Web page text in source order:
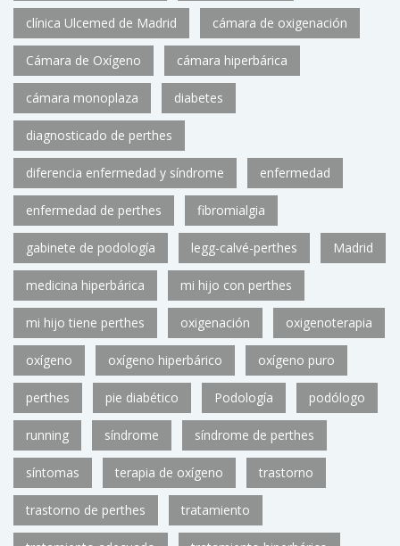
clínica Ulcemed de Madrid cámara de oxigenación
Cámara de Oxígeno cámara hiperbárica
cámara monoplaza diabetes
diagnosticado de perthes
diferencia enfermedad y síndrome enfermedad
enfermedad de perthes fibromialgia
gabinete de podología legg-calvé-perthes Madrid
medicina hiperbárica mi hijo con perthes
mi hijo tiene perthes oxigenación oxigenoterapia
oxígeno oxígeno hiperbárico oxígeno puro
perthes pie diabético Podología podólogo
running síndrome síndrome de perthes
síntomas terapia de oxígeno trastorno
trastorno de perthes tratamiento